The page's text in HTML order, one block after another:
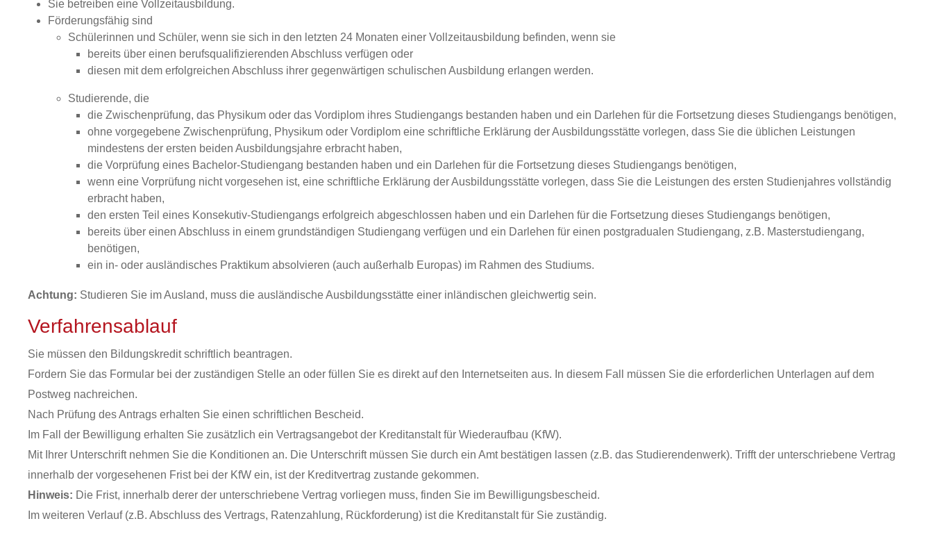
Sie betreiben eine Vollzeitausbildung.
Förderungsfähig sind
Schülerinnen und Schüler, wenn sie sich in den letzten 24 Monaten einer Vollzeitausbildung befinden, wenn sie
bereits über einen berufsqualifizierenden Abschluss verfügen oder
diesen mit dem erfolgreichen Abschluss ihrer gegenwärtigen schulischen Ausbildung erlangen werden.
Studierende, die
die Zwischenprüfung, das Physikum oder das Vordiplom ihres Studiengangs bestanden haben und ein Darlehen für die Fortsetzung dieses Studiengangs benötigen,
ohne vorgegebene Zwischenprüfung, Physikum oder Vordiplom eine schriftliche Erklärung der Ausbildungsstätte vorlegen,dass Sie die üblichen Leistungen
mindestens der ersten beiden Ausbildungsjahre erbracht haben,
die Vorprüfung eines Bachelor-Studiengang bestanden haben und ein Darlehen für die Fortsetzung dieses Studiengangs benötigen,
wenn eine Vorprüfung nicht vorgesehen ist, eine schriftliche Erklärung der Ausbildungsstätte vorlegen, dass Sie die Leistungen des ersten Studienjahres vollständig
erbracht haben,
den ersten Teil eines Konsekutiv-Studiengangs erfolgreich abgeschlossen haben und ein Darlehen für die Fortsetzung dieses Studiengangs benötigen,
bereits über einen Abschluss in einem grundständigen Studiengang verfügen und ein Darlehen für einen postgradualen Studiengang, z.B. Masterstudiengang,
benötigen,
ein in- oder ausländisches Praktikum absolvieren (auch außerhalb Europas) im Rahmen des Studiums.
Achtung: Studieren Sie im Ausland, muss die ausländische Ausbildungsstätte einer inländischen gleichwertig sein.
Verfahrensablauf
Sie müssen den Bildungskredit schriftlich beantragen.
Fordern Sie das Formular bei der zuständigen Stelle an oder füllen Sie es direkt auf den Internetseiten aus. In diesem Fall müssen Sie die erforderlichen Unterlagen auf dem
Postweg nachreichen.
Nach Prüfung des Antrags erhalten Sie einen schriftlichen Bescheid.
Im Fall der Bewilligung erhalten Sie zusätzlich ein Vertragsangebot der Kreditanstalt für Wiederaufbau (KfW).
Mit Ihrer Unterschrift nehmen Sie die Konditionen an. Die Unterschrift müssen Sie durch ein Amt bestätigen lassen (z.B. das Studierendenwerk). Trifft der unterschriebene Vertrag
innerhalb der vorgesehenen Frist bei der KfW ein, ist der Kreditvertrag zustande gekommen.
Hinweis: Die Frist, innerhalb derer der unterschriebene Vertrag vorliegen muss, finden Sie im Bewilligungsbescheid.
Im weiteren Verlauf (z.B. Abschluss des Vertrags, Ratenzahlung, Rückforderung) ist die Kreditanstalt für Sie zuständig.